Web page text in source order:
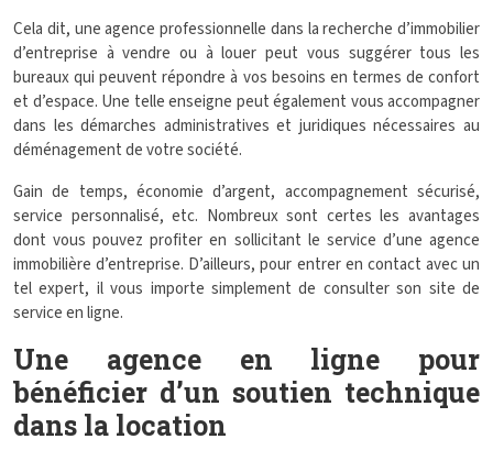
Cela dit, une agence professionnelle dans la recherche d’immobilier
d’entreprise à vendre ou à louer peut vous suggérer tous les
bureaux qui peuvent répondre à vos besoins en termes de confort
et d’espace. Une telle enseigne peut également vous accompagner
dans les démarches administratives et juridiques nécessaires au
déménagement de votre société.
Gain de temps, économie d’argent, accompagnement sécurisé,
service personnalisé, etc. Nombreux sont certes les avantages
dont vous pouvez profiter en sollicitant le service d’une agence
immobilière d’entreprise. D’ailleurs, pour entrer en contact avec un
tel expert, il vous importe simplement de consulter son site de
service en ligne.
Une agence en ligne pour
bénéficier d’un soutien technique
dans la location